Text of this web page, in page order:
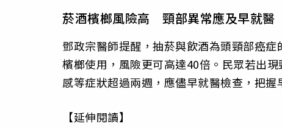
菸酒檳榔風險高 頸部異常應及早就醫
鄧政宗醫師提醒，抽菸與飲酒為頭頸部癌
檳榔使用，風險更可高達40倍。民眾若出
感等症狀超過兩週，應儘早就醫檢查，把握
【延伸閱讀】